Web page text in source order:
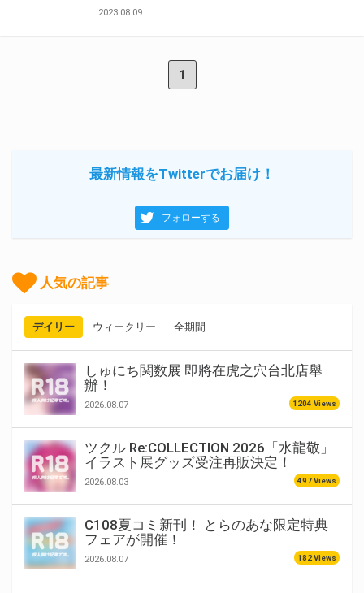
2023.08.09
1
最新情報をTwitterでお届け！
フォローする
人気の記事
デイリー ウィークリー 全期間
しゅにち関数展 即將在虎之穴台北店舉
辦！
2026.08.07 1204 Views
ツクル Re:COLLECTION 2026「水龍敬」
イラスト展グッズ受注再販決定！
2026.08.03 497 Views
C108夏コミ新刊！ とらのあな限定特典
フェアが開催！
2026.08.07 182 Views